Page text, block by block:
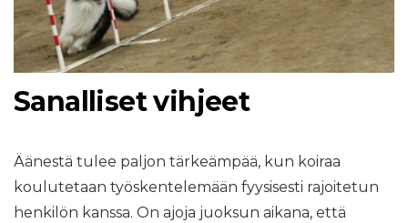
Sanalliset vihjeet
Äänestä tulee paljon tärkeämpää, kun koiraa
koulutetaan työskentelemään fyysisesti rajoitetun
henkilön kanssa. On ajoja juoksun aikana, että